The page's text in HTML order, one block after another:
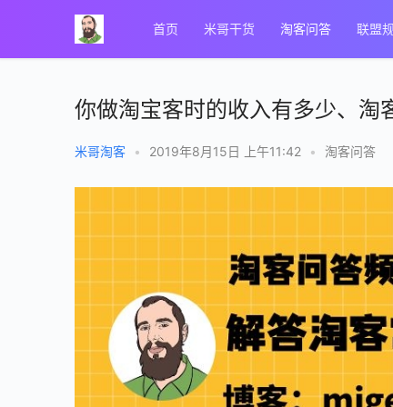
首页 米哥干货 淘客问答 联盟
你做淘宝客时的收入有多少、淘
米哥淘客 • 2019年8月15日 上午11:42 • 淘客问答